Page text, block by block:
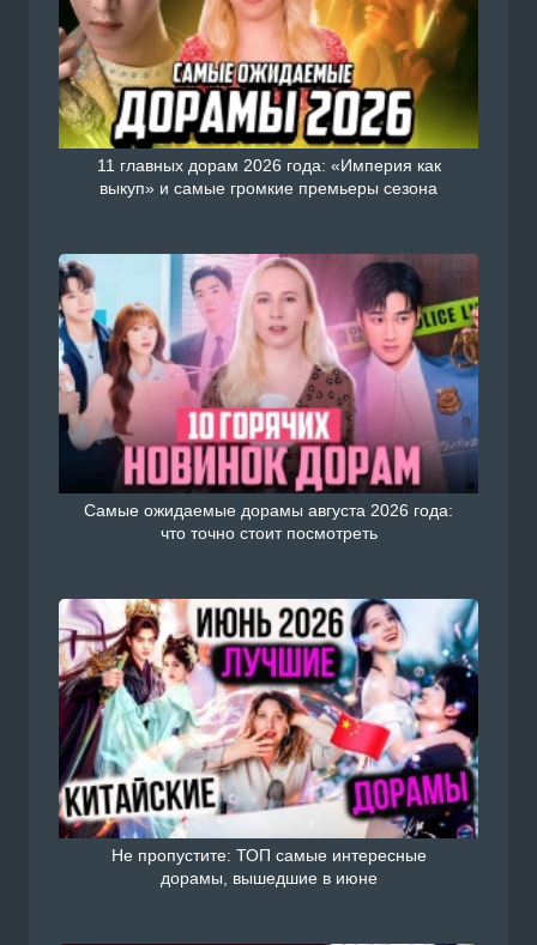
11 главных дорам 2026 года: «Империя как
выкуп» и самые громкие премьеры сезона
Самые ожидаемые дорамы августа 2026 года:
что точно стоит посмотреть
Не пропустите: ТОП самые интересные
дорамы, вышедшие в июне